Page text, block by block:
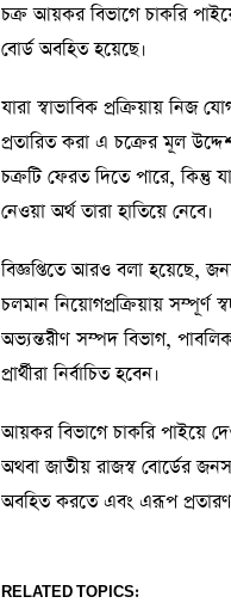
চক্র আয়কর বিভাগে চাকরি
বোর্ড অবহিত হয়েছে।
যারা স্বাভাবিক প্রক্রিয়ায় নিজ
প্রতারিত করা এ চক্রের মূল
চক্রটি ফেরত দিতে পারে, কিন্তু
নেওয়া অর্থ তারা হাতিয়ে নেবে।
বিজ্ঞপ্তিতে আরও বলা হয়েছে,
চলমান নিয়োগপ্রক্রিয়ায় সম্পূর্ণ
অভ্যন্তরীণ সম্পদ বিভাগ,
প্রার্থীরা নির্বাচিত হবেন।
আয়কর বিভাগে চাকরি পাইয়ে
অথবা জাতীয় রাজস্ব বোর্ডের
অবহিত করতে এবং এরূপ
RELATED TOPICS: